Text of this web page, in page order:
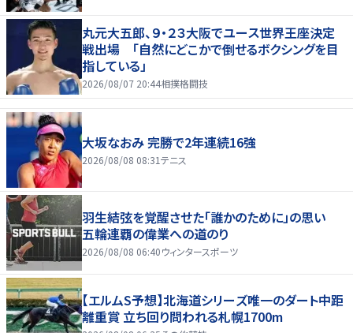
丸元大五郎、９・２３大阪でユース世界王座決定
戦出場 「自然にどこかで倒せるボクシングを目
指している」
2026/08/07 20:44相撲格闘技
大坂なおみ 完勝で2年連続16強
2026/08/08 08:31テニス
羽生結弦を覚醒させた「誰かのために」の思い
五輪連覇の偉業への道のり
2026/08/08 06:40ウィンタースポーツ
【エルムS予想】北海道シリーズ唯一のダート中距
離重賞 立ち回り問われる札幌1700m